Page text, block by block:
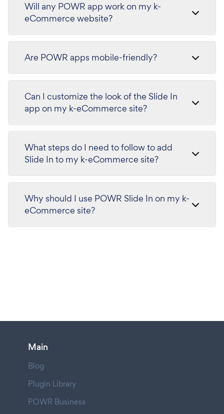
Will any POWR app work on my k-
eCommerce website?
Are POWR apps mobile-friendly?
Can I customize the look of the Slide In
app on my k-eCommerce site?
What steps do I need to follow to add
Slide In to my k-eCommerce site?
Why should I use POWR Slide In on my k-
eCommerce site?
Main
Blog
Plugin Library
POWR Business